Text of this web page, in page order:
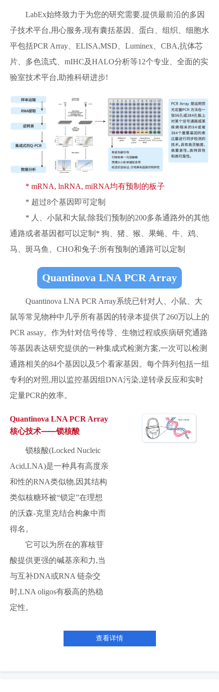
LabEx始终致力于为您的研究需要,提供最前沿的多因
子技术平台,用心服务,现有囊括基因、蛋白、组织、细胞水
平包括PCR Array、ELISA,MSD、Luminex、CBA,抗体芯
片、多色流式、mIHC及HALO分析等12个专业、全面的实
验室技术平台,助推科研进步!
* mRNA, lnRNA, miRNA均有预制的板子
* 超过8个基因即可定制
* 人、小鼠和大鼠:除我们预制的200多条通路外的其他
通路或者基因都可以定制* 狗、猪、猴、果蝇、牛、鸡、
马、斑马鱼、CHO和兔子:所有预制的通路可以定制
Quantinova LNA PCR Array
Quantinova LNA PCR Array系统已针对人、小鼠、大
鼠等常见物种中几乎所有基因的转录本提供了260万以上的
PCR assay。作为针对信号传导、生物过程或疾病研究通路
等基因表达研究提供的一种集成式检测方案,一次可以检测
通路相关的84个基因以及5个看家基因。每个阵列包括一组
专利的对照,用以监控基因组DNA污染,逆转录反应和实时
定量PCR的效率。
Quantinova LNA PCR Array
核心技术⸺锁核酸
锁核酸(Locked Nucleic
Acid,LNA)是一种具有高度亲
和性的RNA类似物,因其结构
类似核糖环被“锁定”在理想
的沃森-克里克结合构象中而
得名。
它可以为所在的寡核苷
酸提供更强的碱基亲和力,当
与互补DNA或RNA 链杂交
时,LNA oligos有极高的热稳
定性。
查看详情